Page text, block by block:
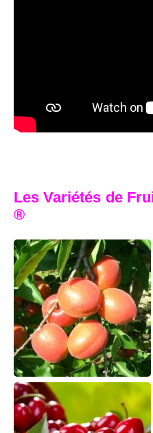
Les Variétés de
®